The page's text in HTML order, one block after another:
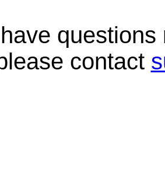
contact